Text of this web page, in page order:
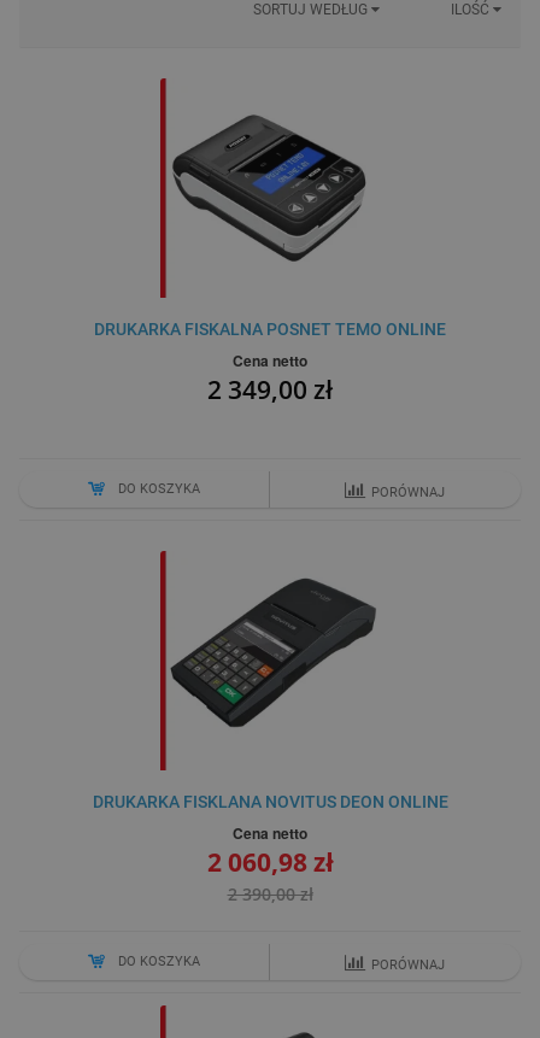
SORTUJ WEDŁUG ILOŚĆ
DRUKARKA FISKALNA POSNET TEMO ONLINE
Cena netto
2 349,00 zł
DO KOSZYKA PORÓWNAJ
DRUKARKA FISKLANA NOVITUS DEON ONLINE
Cena netto
2 060,98 zł
2 390,00 zł
DO KOSZYKA PORÓWNAJ